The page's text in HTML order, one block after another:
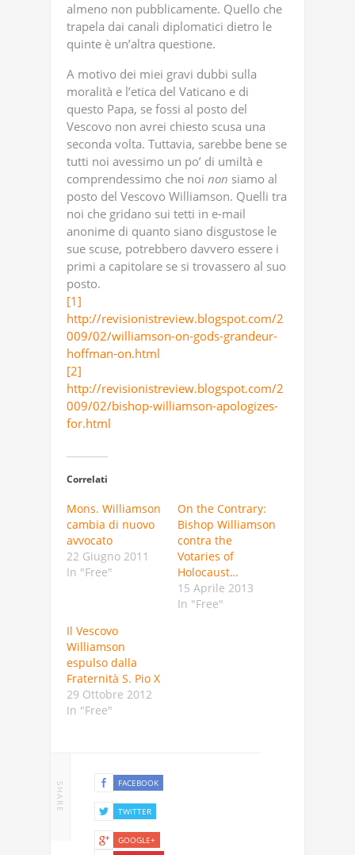
almeno non pubblicamente. Quello che
trapela dai canali diplomatici dietro le
quinte è un’altra questione.
A motivo dei miei gravi dubbi sulla
moralità e l’etica del Vaticano e di
questo Papa, se fossi al posto del
Vescovo non avrei chiesto scusa una
seconda volta. Tuttavia, sarebbe bene se
tutti noi avessimo un po’ di umiltà e
comprendessimo che noi non siamo al
posto del Vescovo Williamson. Quelli tra
noi che gridano sui tetti in e-mail
anonime di quanto siano disgustose le
sue scuse, potrebbero davvero essere i
primi a capitolare se si trovassero al suo
posto.
[1]
http://revisionistreview.blogspot.com/2
009/02/williamson-on-gods-grandeur-
hoffman-on.html
[2]
http://revisionistreview.blogspot.com/2
009/02/bishop-williamson-apologizes-
for.html
Correlati
Mons. Williamson
cambia di nuovo
avvocato
22 Giugno 2011
In "Free"
On the Contrary:
Bishop Williamson
contra the
Votaries of
Holocaust…
15 Aprile 2013
In "Free"
Il Vescovo
Williamson
espulso dalla
Fraternità S. Pio X
29 Ottobre 2012
In "Free"
SHARE FACEBOOK
TWITTER
GOOGLE+